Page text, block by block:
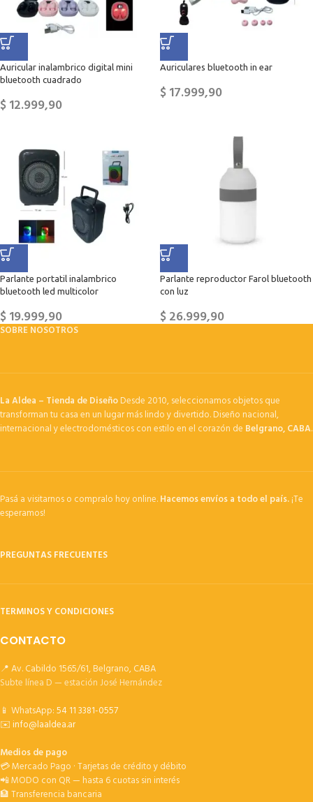
Auricular inalambrico digital mini
bluetooth cuadrado
$12.999,90
Auriculares bluetooth in ear
$17.999,90
Parlante portatil inalambrico
bluetooth led multicolor
$19.999,90
Parlante reproductor Farol bluetooth
con luz
$26.999,90
SOBRE NOSOTROS
La Aldea – Tienda de DiseñoDesde 2010, seleccionamos objetos que
transforman tu casa en un lugar más lindo y divertido. Diseño nacional,
internacional y electrodomésticos con estilo en el corazón de Belgrano, CABA.
Pasá a visitarnos o compralo hoy online.Hacemos envíos a todo el país.¡Te
esperamos!
PREGUNTAS FRECUENTES
TERMINOS Y CONDICIONES
CONTACTO
📍 Av. Cabildo 1565/61, Belgrano, CABA
Subte línea D — estación José Hernández
📱 WhatsApp:54 11 3381-0557
✉️info@laaldea.ar
Medios de pago
💳 Mercado Pago · Tarjetas de crédito y débito
📲 MODO con QR — hasta 6 cuotas sin interés
🏦 Transferencia bancaria